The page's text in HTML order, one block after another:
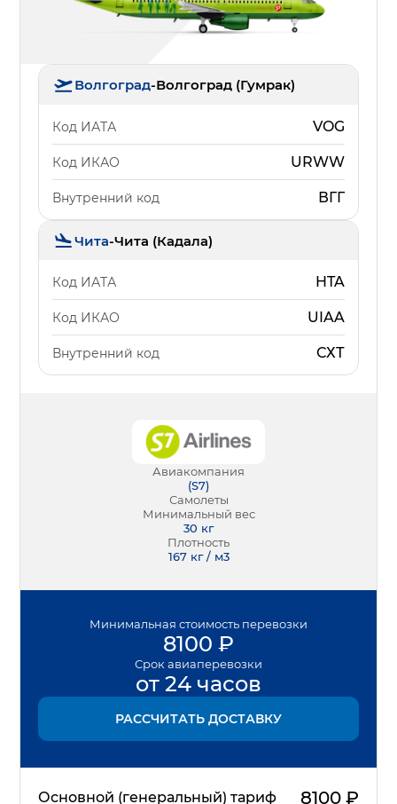
Волгоград-Волгоград (Гумрак)
Код ИАТА VOG
Код ИКАО URWW
Внутренний код ВГГ
Чита-Чита (Кадала)
Код ИАТА HTA
Код ИКАО UIAA
Внутренний код СХТ
Авиакомпания
(S7)
Самолеты
Минимальный вес
30 кг
Плотность
167 кг / м3
Минимальная стоимость перевозки
8100 ₽
Срок авиаперевозки
от 24 часов
РАССЧИТАТЬ ДОСТАВКУ
Основной (генеральный) тариф 8100₽